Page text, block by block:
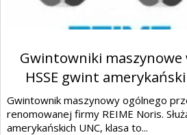
Gwintowniki maszynowe
HSSE gwint
Gwintownik maszynowy ogólnego
renomowanej firmy REIME Noris.
amerykańskich UNC, klasa to...